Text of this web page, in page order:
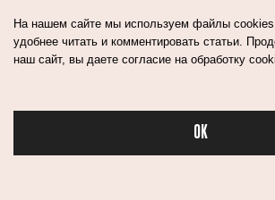
Бьюти в
ЧИТАЙТЕ ПО
На нашем сайте мы используем файлы
удобнее читать и комментировать статьи.
наш сайт, вы даете согласие на обработку
OK